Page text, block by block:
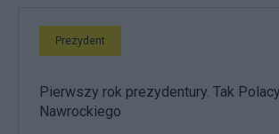
Prezydent
Pierwszy rok prezydentury. Tak
Nawrockiego